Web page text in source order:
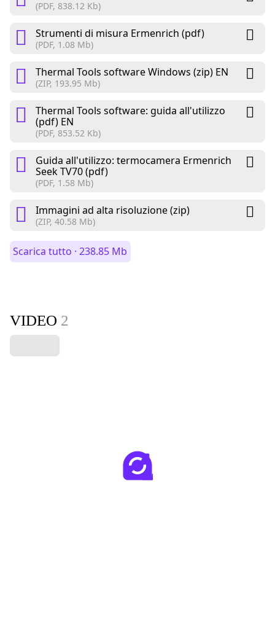
(PDF, 838.12 Kb)
Strumenti di misura Ermenrich (pdf)
(PDF, 1.08 Mb)
Thermal Tools software Windows (zip) EN
(ZIP, 193.95 Mb)
Thermal Tools software: guida all'utilizzo
(pdf) EN
(PDF, 853.52 Kb)
Guida all'utilizzo: termocamera Ermenrich
Seek TV70 (pdf)
(PDF, 1.58 Mb)
Immagini ad alta risoluzione (zip)
(ZIP, 40.58 Mb)
Scarica tutto · 238.85 Mb
VIDEO 2